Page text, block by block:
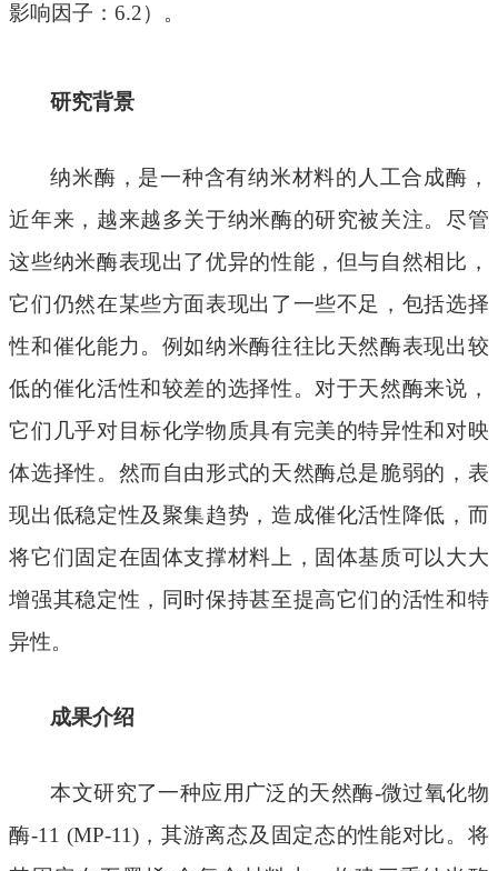
影响因子：6.2）。
研究背景
纳米酶，是一种含有纳米材料的人工合成酶，
近年来，越来越多关于纳米酶的研究被关注。 尽管
这些纳米酶表现出了优异的性能，但与自然相比，
它们仍然在某些方面表现出了一些不足，包括选择
性和催化能力。例如纳米酶往往比天然酶表现出较
低的催化活性和较差的选择性。对于天然酶来说，
它们几乎对目标化学物质具有完美的特异性和对映
体选择性。然而自由形式的天然酶总是脆弱的，表
现出低稳定性及聚集趋势，造成催化活性降低，而
将它们固定在固体支撑材料上，固体基质可以大大
增强其稳定性，同时保持甚至提高它们的活性和特
异性。
成果介绍
本文研究了一种应用广泛的天然酶-微过氧化物
酶-11 (MP-11)，其游离态及固定态的性能对比。将